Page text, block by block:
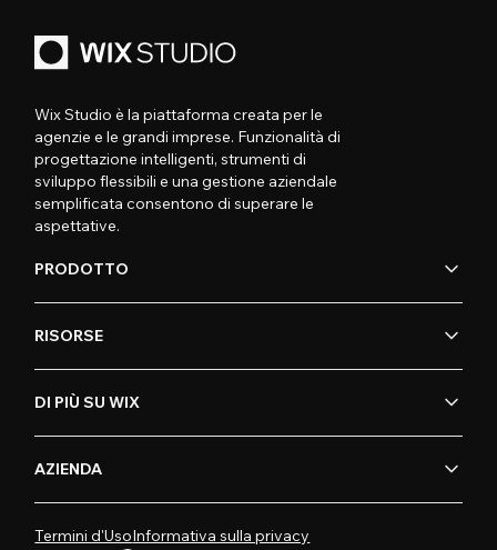
Wix Studio è la piattaforma creata per le
agenzie e le grandi imprese. Funzionalità di
progettazione intelligenti, strumenti di
sviluppo flessibili e una gestione aziendale
semplificata consentono di superare le
aspettative.
PRODOTTO
RISORSE
DI PIÙ SU WIX
AZIENDA
Termini d'UsoInformativa sulla privacy